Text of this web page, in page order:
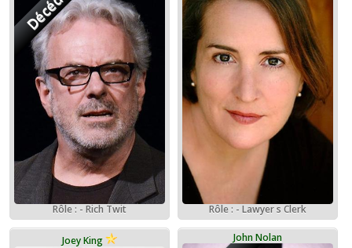
Rôle : - Rich Twit Rôle : - Lawyer s Clerk
Joey King John Nolan